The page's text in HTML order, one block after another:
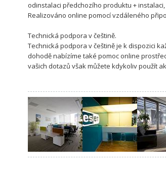
odinstalaci předchozího produktu +
Realizováno online pomocí vzdáleného
Technická podpora v češtině.
Technická podpora v češtině je k dispozici
dohodě nabízíme také pomoc online
vašich dotazů však můžete kdykoliv použít